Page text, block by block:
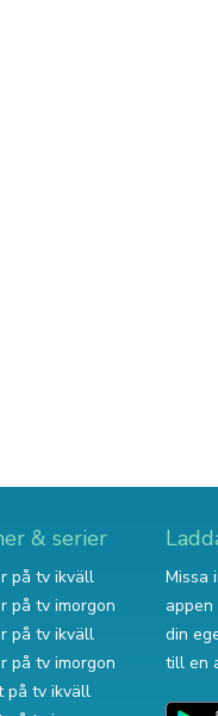
& serier
på tv ikväll
på tv imorgon
på tv ikväll
på tv imorgon
på tv ikväll
Missa
din
till en